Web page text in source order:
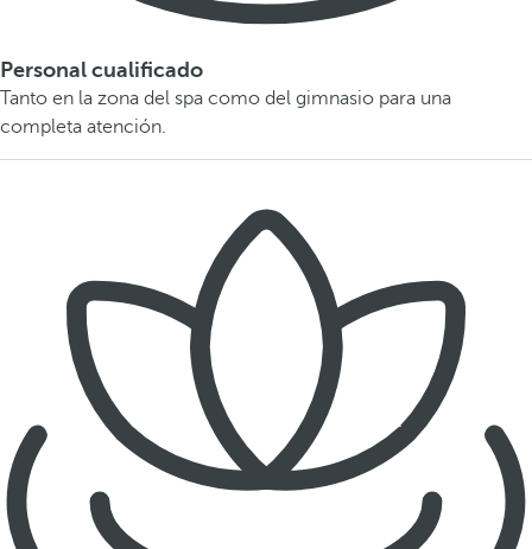
Personal cualificado
Tanto en la zona del spa como del gimnasio para una
completa atención.